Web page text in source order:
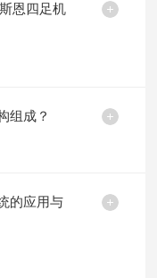
恩四足机
组成？
的应用与